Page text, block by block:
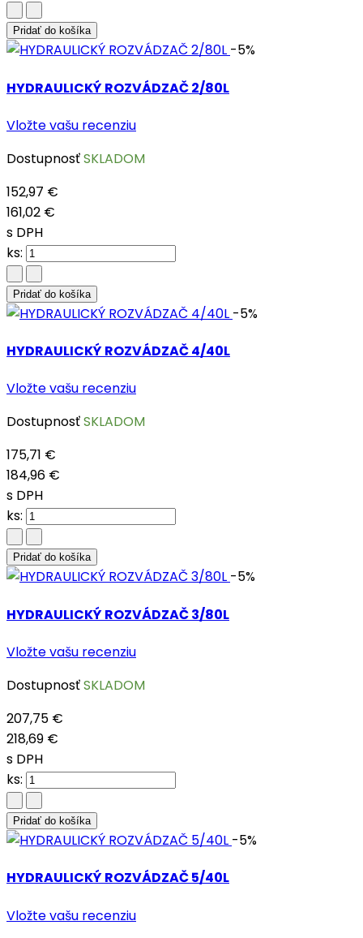
Pridať do košíka
-5%
HYDRAULICKÝ ROZVÁDZAČ 2/80L
Vložte vašu recenziu
DostupnosťSKLADOM
152,97 €
161,02 €
s DPH
ks:
Pridať do košíka
-5%
HYDRAULICKÝ ROZVÁDZAČ 4/40L
Vložte vašu recenziu
DostupnosťSKLADOM
175,71 €
184,96 €
s DPH
ks:
Pridať do košíka
-5%
HYDRAULICKÝ ROZVÁDZAČ 3/80L
Vložte vašu recenziu
DostupnosťSKLADOM
207,75 €
218,69 €
s DPH
ks:
Pridať do košíka
-5%
HYDRAULICKÝ ROZVÁDZAČ 5/40L
Vložte vašu recenziu